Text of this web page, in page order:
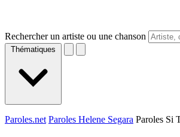
Rechercher un artiste ou une chanson
Thématiques
Paroles.net Paroles Helene Segara Paroles Si